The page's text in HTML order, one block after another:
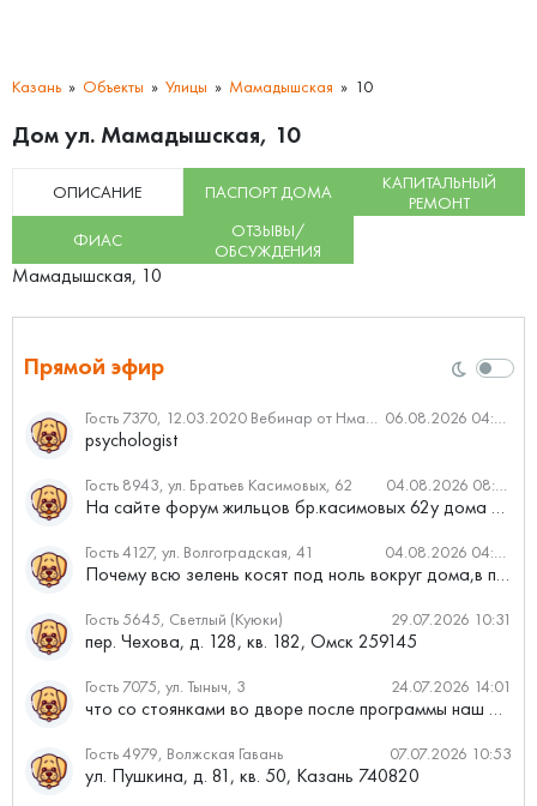
Казань Объекты Улицы Мамадышская 10
Дом ул. Мамадышская, 10
ОПИСАНИЕ ПАСПОРТ ДОМА
КАПИТАЛЬНЫЙ
РЕМОНТ
ФИАС
ОТЗЫВЫ/
ОБСУЖДЕНИЯ
Мамадышская, 10
Прямой эфир
Гость 7370, 12.03.2020 Вебинар от Нмаркет.ПРО: «Актуальное об ипотеке: что нужно знать» 06.08.2026 04:00
psychologist
Гость 8943, ул. Братьев Касимовых, 62 04.08.2026 08:34
На сайте форум жильцов бр.касимовых 62у дома растут красивые...
Гость 4127, ул. Волгоградская, 41 04.08.2026 04:46
Почему всю зелень косят под ноль вокруг дома,в полисадниках....
Гость 5645, Светлый (Куюки) 29.07.2026 10:31
пер. Чехова, д. 128, кв. 182, Омск 259145
Гость 7075, ул. Тыныч, 3 24.07.2026 14:01
что со стоянками во дворе после программы наш двор
Гость 4979, Волжская Гавань 07.07.2026 10:53
ул. Пушкина, д. 81, кв. 50, Казань 740820